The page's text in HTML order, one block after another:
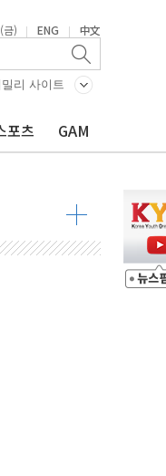
) | ENG | 中文
리 사이트
포츠 GAM
화약고